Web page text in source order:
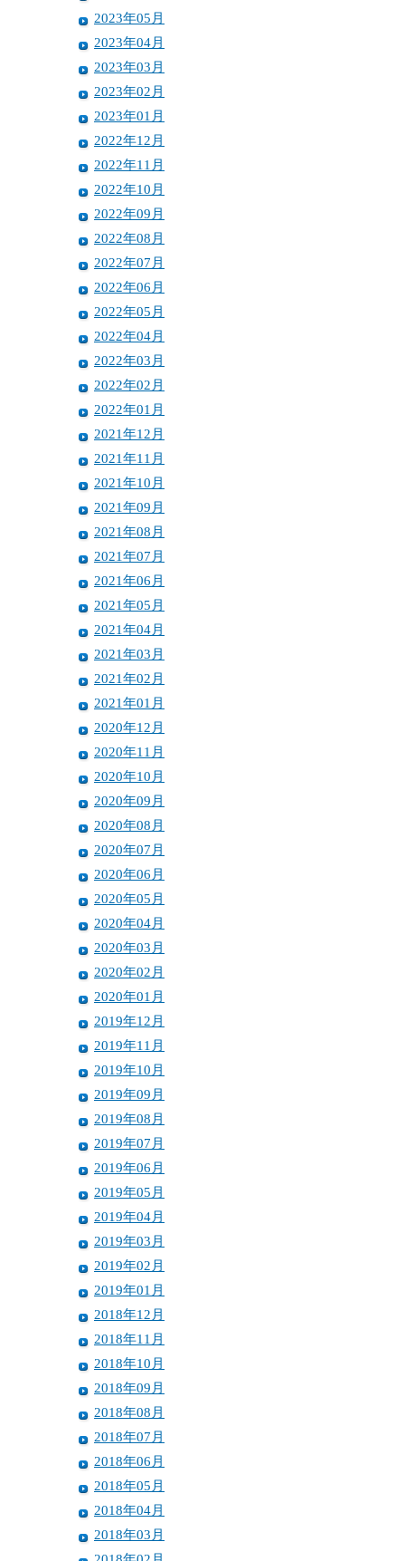
2023年05月
2023年04月
2023年03月
2023年02月
2023年01月
2022年12月
2022年11月
2022年10月
2022年09月
2022年08月
2022年07月
2022年06月
2022年05月
2022年04月
2022年03月
2022年02月
2022年01月
2021年12月
2021年11月
2021年10月
2021年09月
2021年08月
2021年07月
2021年06月
2021年05月
2021年04月
2021年03月
2021年02月
2021年01月
2020年12月
2020年11月
2020年10月
2020年09月
2020年08月
2020年07月
2020年06月
2020年05月
2020年04月
2020年03月
2020年02月
2020年01月
2019年12月
2019年11月
2019年10月
2019年09月
2019年08月
2019年07月
2019年06月
2019年05月
2019年04月
2019年03月
2019年02月
2019年01月
2018年12月
2018年11月
2018年10月
2018年09月
2018年08月
2018年07月
2018年06月
2018年05月
2018年04月
2018年03月